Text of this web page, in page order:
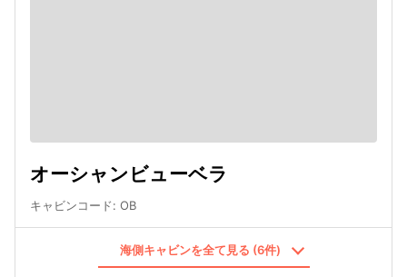
オーシャンビューベラ
キャビンコード: OB
海側キャビンを全て見る (6件)